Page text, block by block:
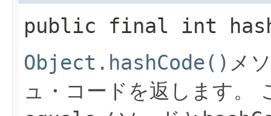
public final int
Object.hashCode() メ
ュ・コードを返します。